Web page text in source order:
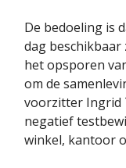
De bedoeling is
dag
het opsporen
om de
voorzitter Ingrid
negatief
winkel, kantoor